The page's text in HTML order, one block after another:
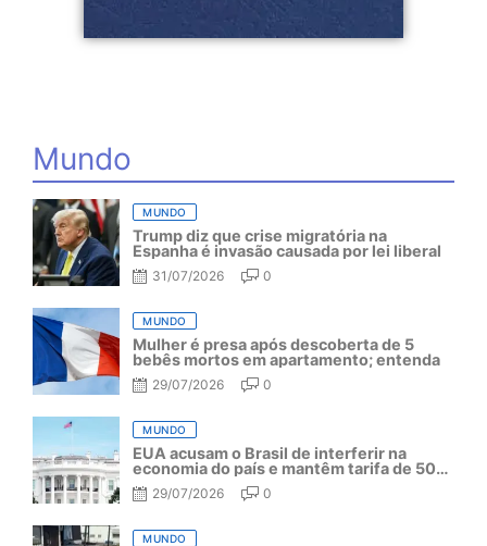
Mundo
MUNDO
Trump diz que crise migratória na
Espanha é invasão causada por lei liberal
31/07/2026 0
MUNDO
Mulher é presa após descoberta de 5
bebês mortos em apartamento; entenda
29/07/2026 0
MUNDO
EUA acusam o Brasil de interferir na
economia do país e mantêm tarifa de 50%
por mais um ano
29/07/2026 0
MUNDO